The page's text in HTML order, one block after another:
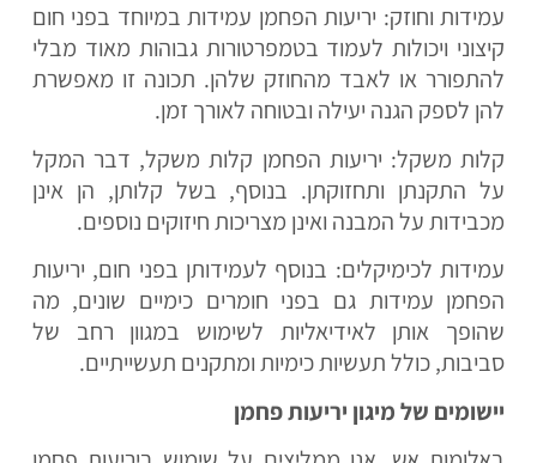
עמידות וחוזק: יריעות הפחמן עמידות במיוחד בפני חום
קיצוני ויכולות לעמוד בטמפרטורות גבוהות מאוד מבלי
להתפורר או לאבד מהחוזק שלהן. תכונה זו מאפשרת
להן לספק הגנה יעילה ובטוחה לאורך זמן.
קלות משקל: יריעות הפחמן קלות משקל, דבר המקל
על התקנתן ותחזוקתן. בנוסף, בשל קלותן, הן אינן
מכבידות על המבנה ואינן מצריכות חיזוקים נוספים.
עמידות לכימיקלים: בנוסף לעמידותן בפני חום, יריעות
הפחמן עמידות גם בפני חומרים כימיים שונים, מה
שהופך אותן לאידיאליות לשימוש במגוון רחב של
סביבות, כולל תעשיות כימיות ומתקנים תעשייתיים.
יישומים של מיגון יריעות פחמן